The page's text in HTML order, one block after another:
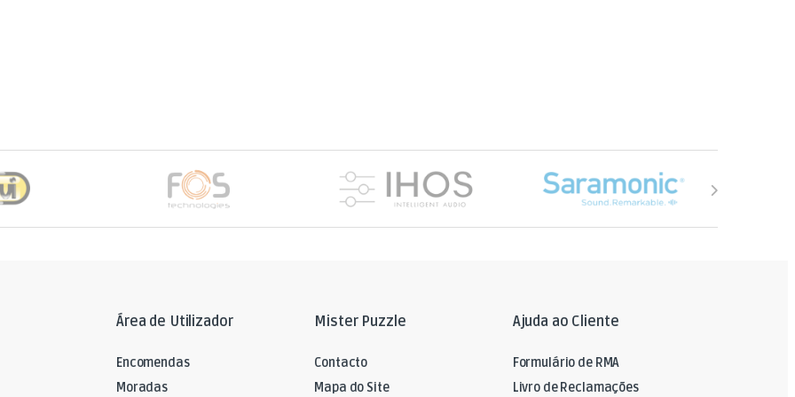
Área de Utilizador
Encomendas
Moradas
Mister Puzzle
Contacto
Mapa do Site
Ajuda ao Cliente
Formulário de RMA
Livro de Reclamações